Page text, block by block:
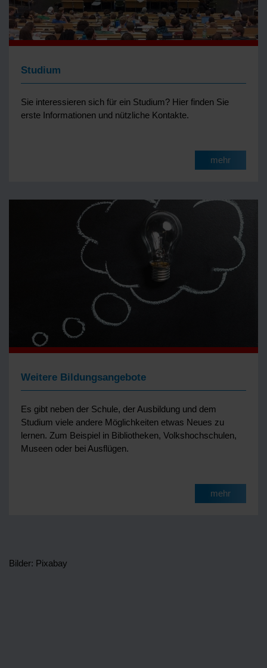
Studium
Sie interessieren sich für ein Studium? Hier finden Sie
erste Informationen und nützliche Kontakte.
mehr
Weitere Bildungsangebote
Es gibt neben der Schule, der Ausbildung und dem
Studium viele andere Möglichkeiten etwas Neues zu
lernen. Zum Beispiel in Bibliotheken, Volkshochschulen,
Museen oder bei Ausflügen.
mehr
Bilder: Pixabay